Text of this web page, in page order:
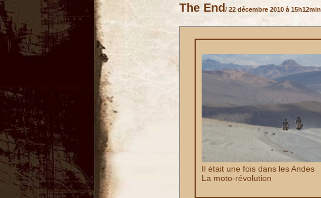
The End / 22 décembre 2010 à 15h12min
Il était une fois dans les Andes
La moto-révolution